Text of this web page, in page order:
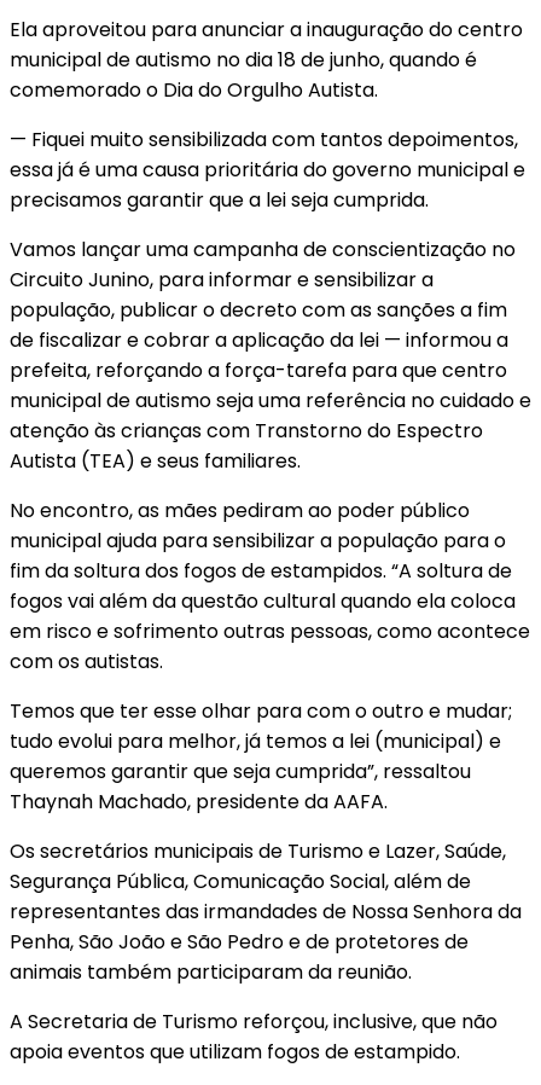
Ela aproveitou para anunciar a inauguração do centro
municipal de autismo no dia 18 de junho, quando é
comemorado o Dia do Orgulho Autista.
— Fiquei muito sensibilizada com tantos depoimentos,
essa já é uma causa prioritária do governo municipal e
precisamos garantir que a lei seja cumprida.
Vamos lançar uma campanha de conscientização no
Circuito Junino, para informar e sensibilizar a
população, publicar o decreto com as sanções a fim
de fiscalizar e cobrar a aplicação da lei — informou a
prefeita, reforçando a força-tarefa para que centro
municipal de autismo seja uma referência no cuidado e
atenção às crianças com Transtorno do Espectro
Autista (TEA) e seus familiares.
No encontro, as mães pediram ao poder público
municipal ajuda para sensibilizar a população para o
fim da soltura dos fogos de estampidos. “A soltura de
fogos vai além da questão cultural quando ela coloca
em risco e sofrimento outras pessoas, como acontece
com os autistas.
Temos que ter esse olhar para com o outro e mudar;
tudo evolui para melhor, já temos a lei (municipal) e
queremos garantir que seja cumprida”, ressaltou
Thaynah Machado, presidente da AAFA.
Os secretários municipais de Turismo e Lazer, Saúde,
Segurança Pública, Comunicação Social, além de
representantes das irmandades de Nossa Senhora da
Penha, São João e São Pedro e de protetores de
animais também participaram da reunião.
A Secretaria de Turismo reforçou, inclusive, que não
apoia eventos que utilizam fogos de estampido.